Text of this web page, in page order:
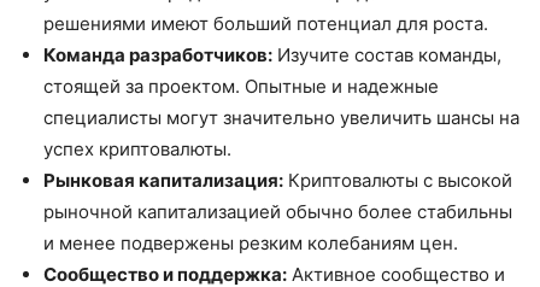
решениями имеют больший потенциал для роста.
Команда разработчиков: Изучите состав команды,
стоящей за проектом. Опытные и надежные
специалисты могут значительно увеличить шансы на
успех криптовалюты.
Рынковая капитализация: Криптовалюты с высокой
рыночной капитализацией обычно более стабильны
и менее подвержены резким колебаниям цен.
Сообщество и поддержка: Активное сообщество и